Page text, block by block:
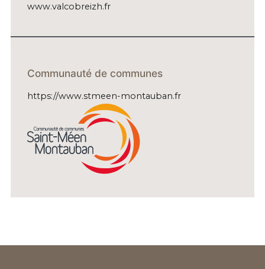
www.valcobreizh.fr
Communauté de communes
https://www.stmeen-montauban.fr